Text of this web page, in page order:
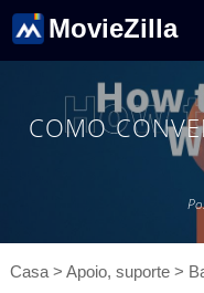
MovieZilla
COMO
Casa> Apoio, suporte>